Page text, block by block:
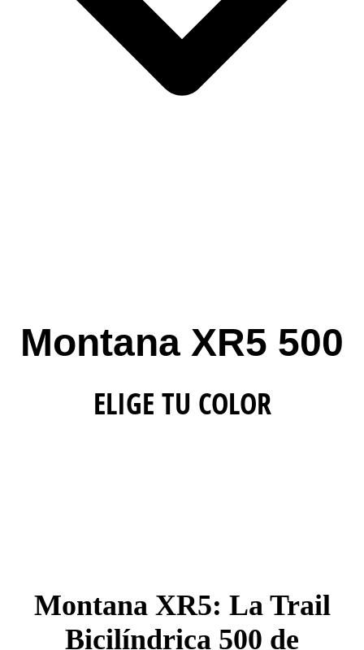
Montana XR5 500
ELIGE TU COLOR
Montana XR5: La Trail
Bicilíndrica 500 de